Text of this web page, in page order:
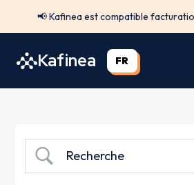
📢 Kafinea est compatible
Kafinea FR